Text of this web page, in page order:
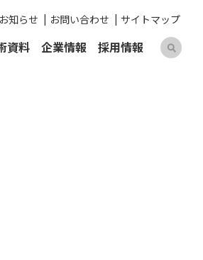
お知らせ お問い合わせ サイトマップ
資料 企業情報 採用情報